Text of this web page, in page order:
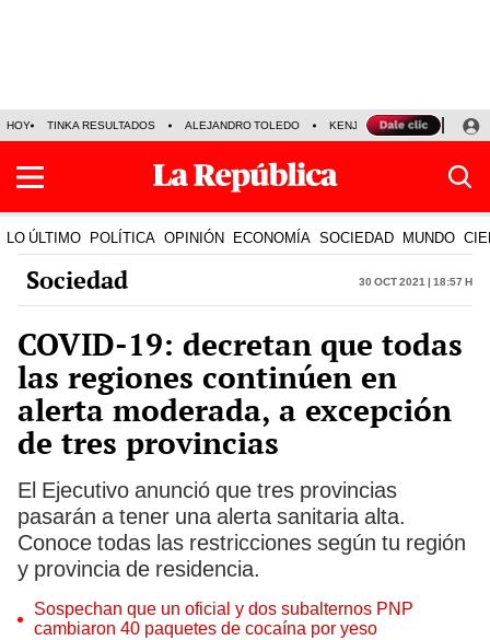
HOY TINKA RESULTADOS ALEJANDRO TOLEDO KENJI FUJIMORI
LO ÚLTIMO POLÍTICA OPINIÓN ECONOMÍA SOCIEDAD MUNDO
Sociedad 30 Oct 2021 | 18:57 h
COVID-19: decretan que todas
las regiones continúen en
alerta moderada, a excepción
de tres provincias
El Ejecutivo anunció que tres provincias
pasarán a tener una alerta sanitaria alta.
Conoce todas las restricciones según tu región
y provincia de residencia.
Sospechan que un oficial y dos subalternos PNP
cambiaron 40 paquetes de cocaína por yeso